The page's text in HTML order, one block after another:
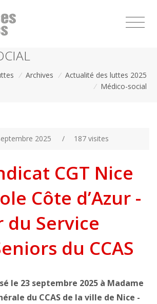
/ Archives / Actualité des luttes 2025
/ Médico-social
2025 / 187 visites
CGT Nice
Côte d’Azur -
du Service
du CCAS
le 23 septembre 2025 à Madame
du CCAS de la ville de Nice -